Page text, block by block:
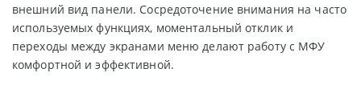
внешний вид панели. Сосредоточение внимания на часто
используемых функциях, моментальный отклик и
переходы между экранами меню делают работу с МФУ
комфортной и эффективной.